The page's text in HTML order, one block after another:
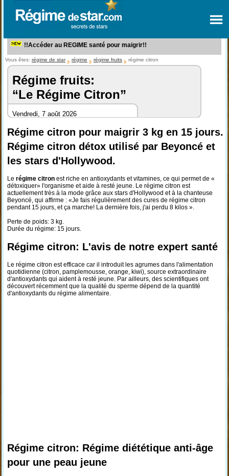
!!Accéder au REGIME santé pour maigrir!!
Vous êtes: régime de star régime régime fruits régime citron
Régime fruits:
“Le Régime Citron”
Vendredi, 7 août 2026
Régime citron pour maigrir 3 kg en 15 jours.
Régime citron détox utilisé par Beyoncé et
les stars d'Hollywood.
Le régime citron est riche en antioxydants et vitamines, ce qui permet de «
détoxiquer» l'organisme et aide à resté jeune. Le régime citron est
actuellement très à la mode grâce aux stars d'Hollywood et à la chanteuse
Beyoncé, qui affirme : «Je fais régulièrement des cures de régime citron
pendant 15 jours, et ça marche! La dernière fois, j'ai perdu 8 kilos ».
Perte de poids: 3 kg.
Durée du régime: 15 jours.
Régime citron: L'avis de notre expert santé
Le régime citron est efficace car il introduit les agrumes dans l'alimentation
quotidienne (citron, pamplemousse, orange, kiwi), source extraordinaire
d'antioxydants qui aident à resté jeune. Par ailleurs, des scientifiques ont
découvert récemment que la qualité du sperme dépend de la quantité
d'antioxydants du régime alimentaire.
Régime citron: Régime diététique anti-âge
pour une peau jeune